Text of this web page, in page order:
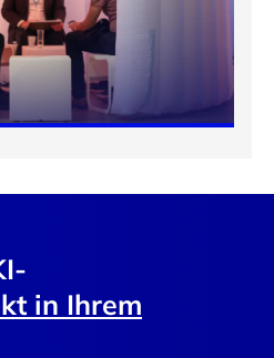
in Ihrem